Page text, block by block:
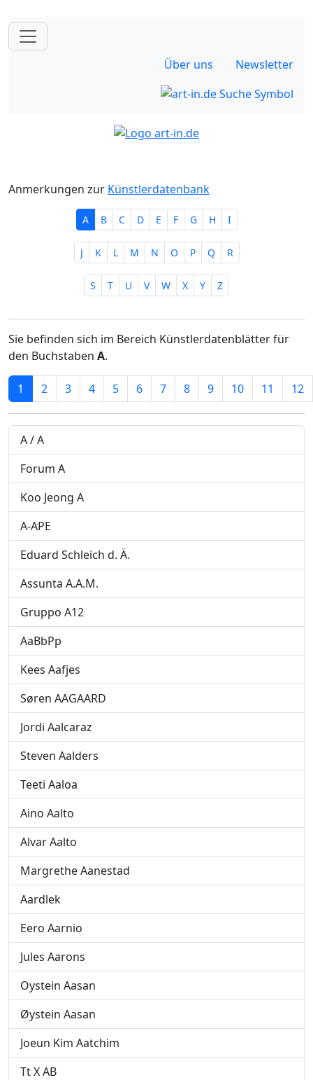
Über uns Newsletter
Anmerkungen zur Künstlerdatenbank
A B C D E F G H I
J K L M N O P Q R
S T U V W X Y Z
Sie befinden sich im Bereich Künstlerdatenblätter für
den Buchstaben A.
1 2 3 4 5 6 7 8 9 10 11 12
A / A
Forum A
Koo Jeong A
A-APE
Eduard Schleich d. Ä.
Assunta A.A.M.
Gruppo A12
AaBbPp
Kees Aafjes
Søren AAGAARD
Jordi Aalcaraz
Steven Aalders
Teeti Aaloa
Aino Aalto
Alvar Aalto
Margrethe Aanestad
Aardlek
Eero Aarnio
Jules Aarons
Oystein Aasan
Øystein Aasan
Joeun Kim Aatchim
Tt X AB